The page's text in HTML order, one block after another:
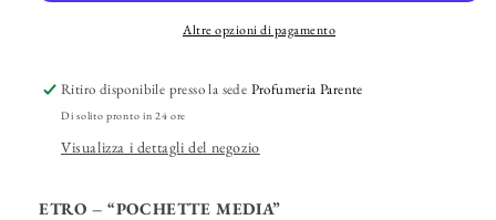
Altre opzioni di pagamento
Ritiro disponibile presso la sede Profumeria Parente
Di solito pronto in 24 ore
Visualizza i dettagli del negozio
ETRO – “POCHETTE MEDIA”